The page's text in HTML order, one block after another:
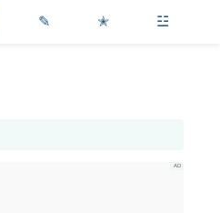
✎ ✭ ☳